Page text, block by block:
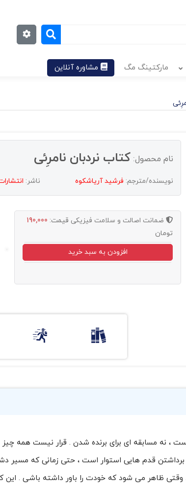
مارکتینگ مگ مشاوره آنلاین
نام محصول: کتاب نردبان نامرِئی
نویسنده/مترجم: فرشید آریاشکوه ناشر:
ضمانت اصالت و سلامت فیزیکی قیمت: 190,000
تومان
افزودن به سبد خرید
، نه مسابقه ای برای برنده شدن . قرار نیست همه چیز
برداشتن قدم هایی استوار است ، حتی زمانی که مسیر
ظاهر می شود که خودت را باور داشته باشی . این